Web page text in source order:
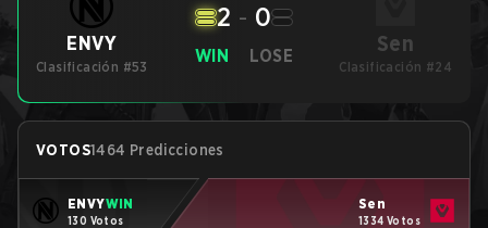
ENVY
Clasificación #53
WIN
2 - 0
LOSE Sen
Clasificación #24
VOTOS1464 Predicciones
ENVYWIN
130 Votos
Sen
1334 Votos